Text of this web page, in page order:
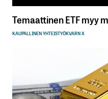
Temaattinen ETF myy
KAUPALLINEN YHTEISTYÖKVARN X